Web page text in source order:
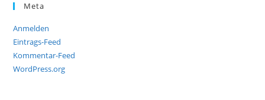
Meta
Anmelden
Eintrags-Feed
Kommentar-Feed
WordPress.org